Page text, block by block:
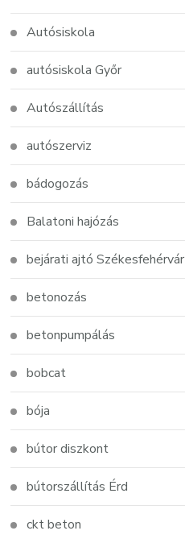
Autósiskola
autósiskola Győr
Autószállítás
autószerviz
bádogozás
Balatoni hajózás
bejárati ajtó Székesfehérvár
betonozás
betonpumpálás
bobcat
bója
bútor diszkont
bútorszállítás Érd
ckt beton